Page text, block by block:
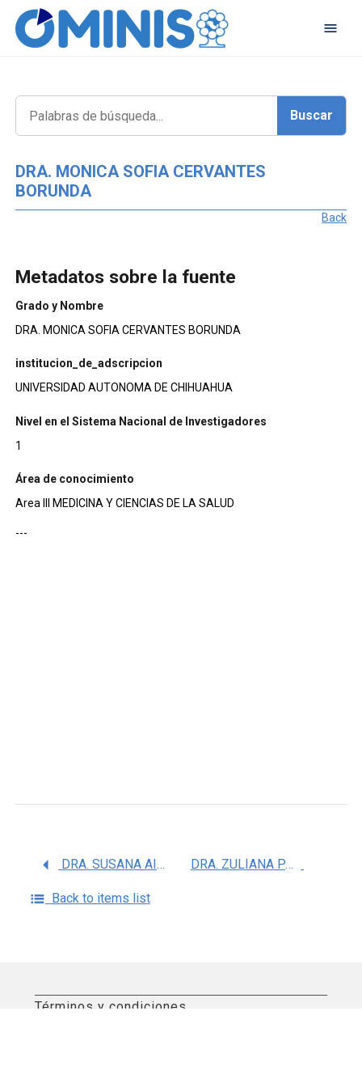
DRA. MONICA SOFIA CERVANTES
BORUNDA
Back
Metadatos sobre la fuente
Grado y Nombre
DRA. MONICA SOFIA CERVANTES BORUNDA
institucion_de_adscripcion
UNIVERSIDAD AUTONOMA DE CHIHUAHUA
Nivel en el Sistema Nacional de Investigadores
1
Área de conocimiento
Area III MEDICINA Y CIENCIAS DE LA SALUD
---
DRA. SUSANA AIDEE GONZALEZ CHAVEZ DRA. ZULIANA PAOLA BENITEZ HERNANDEZ
Back to items list
Términos y condiciones